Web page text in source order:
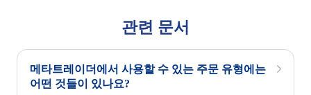
관련 문서
메타트레이더에서 사용할 수 있는 주문 유형에는
어떤 것들이 있나요?